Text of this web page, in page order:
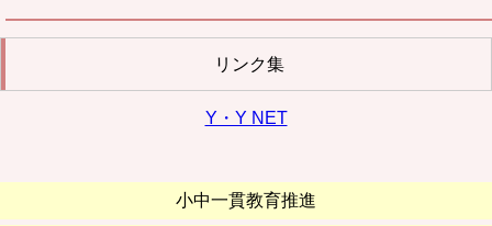
リンク集
Y・Y NET
小中一貫教育推進